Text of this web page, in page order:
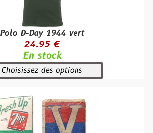
Polo D-Day 1944 vert
24.95 €
En stock
Choisissez des options